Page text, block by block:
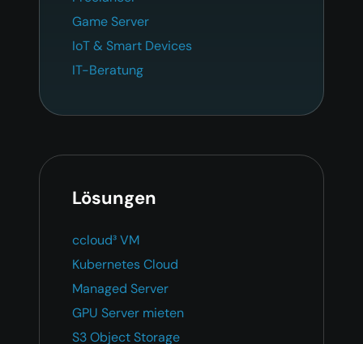
Game Server
IoT & Smart Devices
IT-Beratung
Lösungen
ccloud³ VM
Kubernetes Cloud
Managed Server
GPU Server mieten
S3 Object Storage